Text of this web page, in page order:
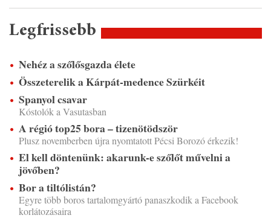
Legfrissebb
Nehéz a szőlősgazda élete
Összeterelik a Kárpát-medence Szürkéit
Spanyol csavar
Kóstolók a Vasutasban
A régió top25 bora – tizenötödször
Plusz novemberben újra nyomtatott Pécsi Borozó érkezik!
El kell döntenünk: akarunk-e szőlőt művelni a
jövőben?
Bor a tiltólistán?
Egyre több boros tartalomgyártó panaszkodik a Facebook
korlátozásaira